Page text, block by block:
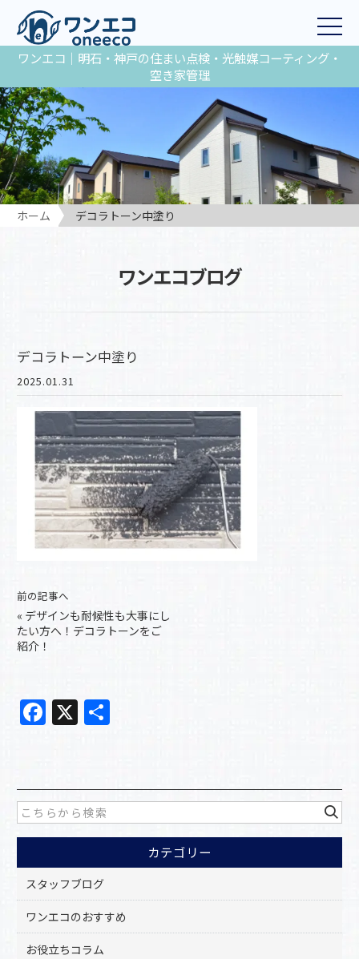
ワンエコ｜明石・神戸の住まい点検・光触媒コーティング・
空き家管理
ホーム デコラトーン中塗り
ワンエコブログ
デコラトーン中塗り
2025.01.31
前の記事へ
« デザインも耐候性も大事にし
たい方へ！デコラトーンをご
紹介！
F
a
e
b
o
o
k
X
カテゴリー
スタッフブログ
ワンエコのおすすめ
お役立ちコラム